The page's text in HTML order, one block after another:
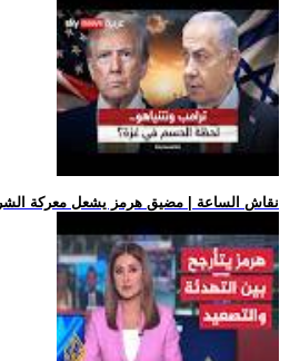
.. نقاش الساعة | مضيق هرمز يشعل معركة